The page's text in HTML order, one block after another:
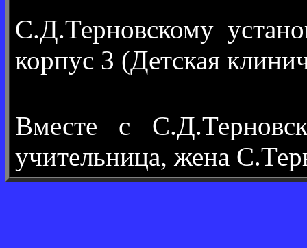
С.Д.Терновскому
корпус 3 (Детская
Вместе с
учительница, жена